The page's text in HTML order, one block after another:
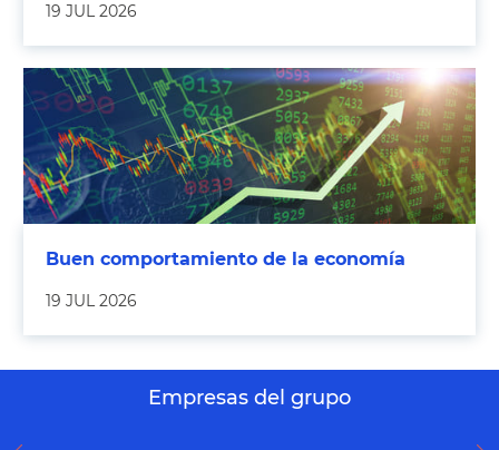
19 JUL 2026
Buen comportamiento de la economía
19 JUL 2026
Empresas del grupo